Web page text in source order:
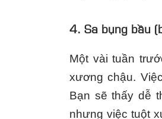
4. Sa bụng bầu
Một vài tuần
xương chậu.
Bạn sẽ thấy dễ
nhưng việc tuột